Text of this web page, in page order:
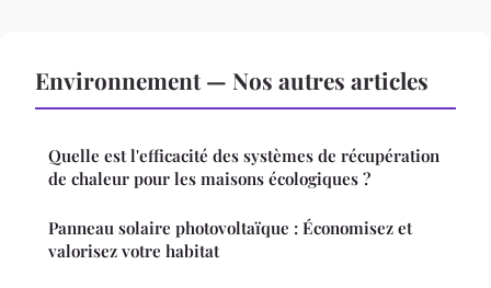
Environnement — Nos autres articles
Quelle est l'efficacité des systèmes de récupération
de chaleur pour les maisons écologiques ?
Panneau solaire photovoltaïque : Économisez et
valorisez votre habitat